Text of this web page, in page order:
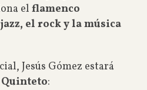
el flamenco
el rock y la música
Jesús Gómez estará
Quinteto: